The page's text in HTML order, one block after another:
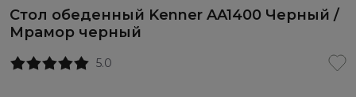
Стол обеденный Kenner AA1400 Черный /
Мрамор черный
5.0